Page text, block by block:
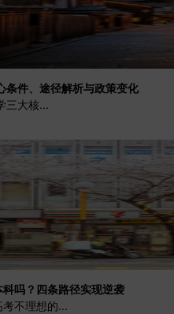
条件、途径解析与政策变化
三大核...
吗？四条路径实现逆袭
不理想的...